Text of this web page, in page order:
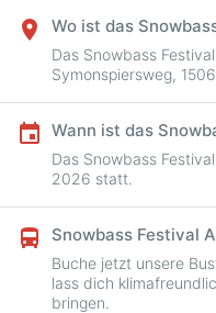
place Wo ist das
Das Snowbass
Symonspiersweg,
event Wann ist das
Das Snowbass
2026 statt.
directions_bus Snowbass Festival
Buche jetzt unsere
lass dich
bringen.